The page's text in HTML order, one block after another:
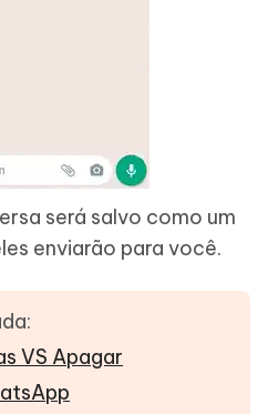
será salvo como um
enviarão para você.
VS Apagar